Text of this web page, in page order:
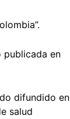
publicada en
difundido en
salud